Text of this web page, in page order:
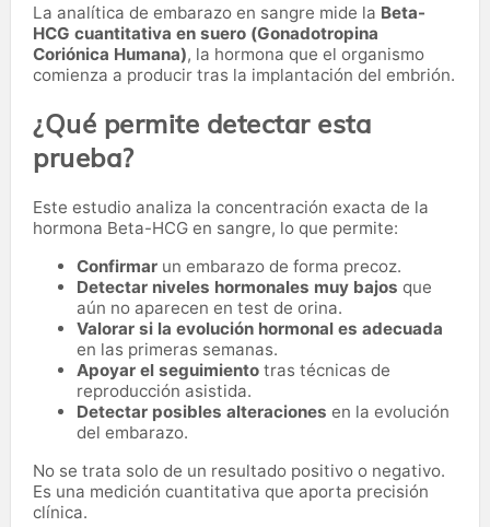
La analítica de embarazo en sangre mide la Beta-
HCG cuantitativa en suero (Gonadotropina
Coriónica Humana), la hormona que el organismo
comienza a producir tras la implantación del embrión.
¿Qué permite detectar esta
prueba?
Este estudio analiza la concentración exacta de la
hormona Beta-HCG en sangre, lo que permite:
Confirmar un embarazo de forma precoz.
Detectar niveles hormonales muy bajos que
aún no aparecen en test de orina.
Valorar si la evolución hormonal es adecuada
en las primeras semanas.
Apoyar el seguimiento tras técnicas de
reproducción asistida.
Detectar posibles alteraciones en la evolución
del embarazo.
No se trata solo de un resultado positivo o negativo.
Es una medición cuantitativa que aporta precisión
clínica.